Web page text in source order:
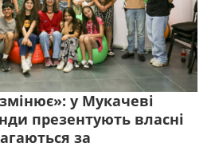
у Мукачеві
презентують власні
за